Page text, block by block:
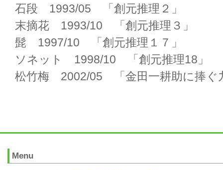
石段 1993/05 「創元推理２」
末摘花 1993/10 「創元推理３」
髭 1997/10 「創元推理１７」
ソネット 1998/10 「創元推理18」
松竹梅 2002/05 「金田一耕助に捧ぐ
Menu